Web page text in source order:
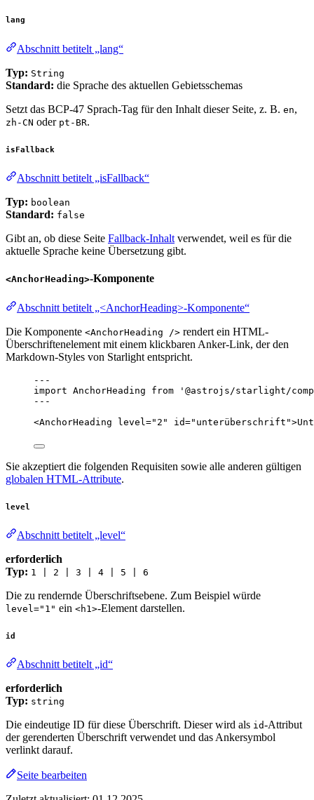
lang
Abschnitt betitelt „lang“
Typ: String
Standard: die Sprache des aktuellen Gebietsschemas
Setzt das BCP-47 Sprach-Tag für den Inhalt dieser Seite, z. B. en,
zh-CN oder pt-BR.
isFallback
Abschnitt betitelt „isFallback“
Typ: boolean
Standard: false
Gibt an, ob diese Seite Fallback-Inhalt verwendet, weil es für die
aktuelle Sprache keine Übersetzung gibt.
<AnchorHeading>-Komponente
Abschnitt betitelt „<AnchorHeading>-Komponente“
Die Komponente <AnchorHeading /> rendert ein HTML-
Überschriftenelement mit einem klickbaren Anker-Link, der den
Markdown-Styles von Starlight entspricht.
---
import AnchorHeading from ' @astrojs/starlight/
---
<AnchorHeading level =" 2 " id=" unterüberschrift ">
Sie akzeptiert die folgenden Requisiten sowie alle anderen gültigen
globalen HTML-Attribute.
level
Abschnitt betitelt „level“
erforderlich
Typ: 1 | 2 | 3 | 4 | 5 | 6
Die zu rendernde Überschriftsebene. Zum Beispiel würde
level="1" ein <h1>-Element darstellen.
id
Abschnitt betitelt „id“
erforderlich
Typ: string
Die eindeutige ID für diese Überschrift. Dieser wird als id-Attribut
der gerenderten Überschrift verwendet und das Ankersymbol
verlinkt darauf.
Seite bearbeiten